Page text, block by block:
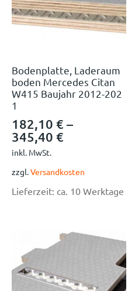
Bodenplatte, Laderaum
boden Mercedes Citan
W415 Baujahr 2012-202
1
182,10 € –
345,40 €
inkl. MwSt.
zzgl.Versandkosten
Lieferzeit: ca. 10 Werktage